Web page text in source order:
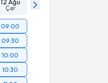
Çar
09:00
09:30
10:00
10:30